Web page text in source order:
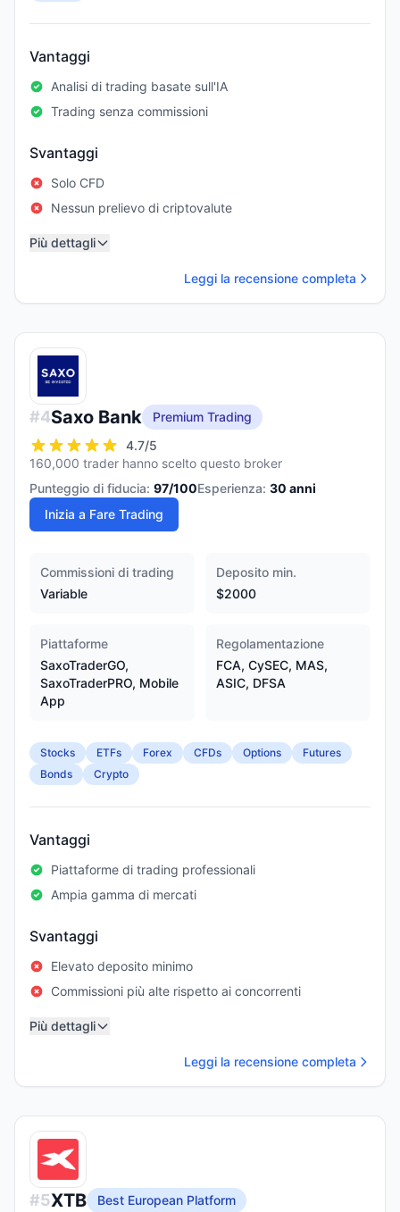
Vantaggi
Analisi di trading basate sull'IA
Trading senza commissioni
Svantaggi
Solo CFD
Nessun prelievo di criptovalute
Più dettagli
Leggi la recensione completa
#4Saxo Bank
Premium Trading
4.7/5
160,000 trader hanno scelto questo broker
Punteggio di fiducia: 97/100Esperienza: 30 anni
Inizia a Fare Trading
Commissioni di trading
Variable
Deposito min.
$2000
Piattaforme
SaxoTraderGO,
SaxoTraderPRO, Mobile
App
Regolamentazione
FCA, CySEC, MAS,
ASIC, DFSA
Stocks ETFs Forex CFDs Options
Futures
Bonds
Crypto
Vantaggi
Piattaforme di trading professionali
Ampia gamma di mercati
Svantaggi
Elevato deposito minimo
Commissioni più alte rispetto ai concorrenti
Più dettagli
Leggi la recensione completa
#5XTB
Best European Platform